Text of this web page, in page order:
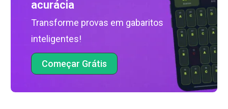
acurácia
Transforme provas em gabaritos
inteligentes!
Começar Grátis